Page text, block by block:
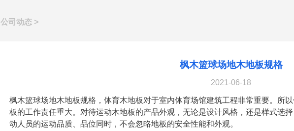
公司动态 >
枫木篮球场地木地板规格
2021-06-18
枫木篮球场地木地板规格，体育木地板对于室内体育场馆建筑工程非常重要。所
板的工作责任重大。对待运动木地板的产品外观，无论是设计风格，还是样式选
动人员的运动品质、品位同时，不会忽略地板的安全性能和外观。